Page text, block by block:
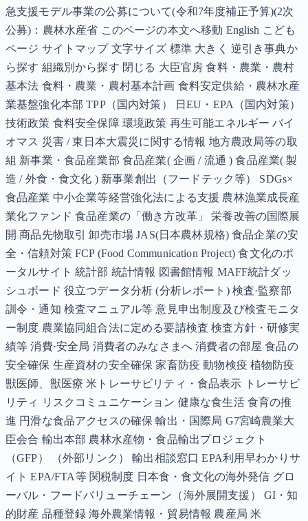
急支援モデル事業の公募について(令和7年度補正予算)(2次
公募)：農林水産省 このページの本文へ移動 English こども
ページ サイトマップ 文字サイズ 標準 大きく 逆引き事典か
ら探す 組織別から探す 閉じる 大臣官房 食料・農業・農村
基本法 食料・農業・農村基本計画 食料安定供給・農林水産
業基盤強化本部 TPP（国内対策） 日EU・EPA（国内対策）
技術政策 食料安全保障 環境政策 再生可能エネルギー バイ
オマス 災害 / 東日本大震災に関する情報 地方農政局等の取
組 新事業・食品産業部 食品産業( 企画 / 流通 ) 食品産業( 製
造 / 外食・食文化 ) 新事業創出（フードテック等） SDGs×
食品産業 中小企業等経営強化法による支援 農林漁業成長産
業化ファンド 食品産業の「働き方改革」 栄養改善の国際展
開 商品先物取引 卸売市場 JAS(日本農林規格) 食品企業の安
全・信頼対策 FCP (Food Communication Project) 食文化のポ
ータルサイト 統計部 統計情報 図書館情報 MAFF統計ダッ
シュボード 役立つデータ分析 (分析レポート) 検査·監察部
訓令・通知 検査マニュアル等 意見申出制度及び検査モニタ
ー制度 農業協同組合法に定める要請検査 検査方針・研修実
績等 消費·安全局 消費者のみなさまへ 消費者の部屋 食品の
安全確保 生産資材の安全確保 家畜防疫 動物検疫 植物防疫
獣医師、獣医療 米トレーサビリティ・食品表示 トレーサビ
リティ リスクコミュニケーション 健康な食生活 食育の推
進 円滑な食品アクセスの確保 輸出・国際局 G7宮崎農業大
臣会合 輸出本部 農林水産物・食品輸出プロジェクト
（GFP） （外部リンク） 輸出相談窓口 EPA利用早わかりサ
イト EPA/FTA等 関税制度 日本食・食文化の海外発信 グロ
ーバル・フードバリューチェーン（海外展開支援） GI・知
的財産 品種登録 海外農業情報・貿易情報 農産局 米